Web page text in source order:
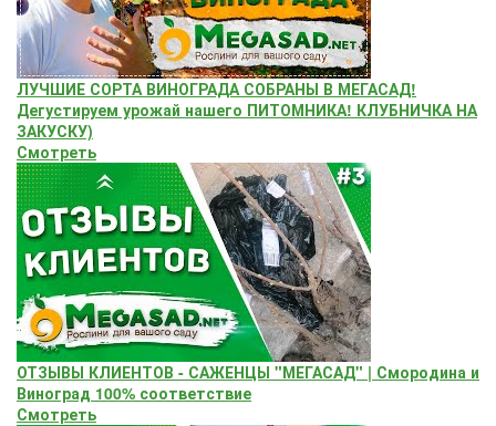
ЛУЧШИЕ СОРТА ВИНОГРАДА СОБРАНЫ В МЕГАСАД!
Дегустируем урожай нашего ПИТОМНИКА! КЛУБНИЧКА НА
ЗАКУСКУ)
Смотреть
ОТЗЫВЫ КЛИЕНТОВ - САЖЕНЦЫ "МЕГАСАД" | Смородина и
Виноград 100% соответствие
Смотреть